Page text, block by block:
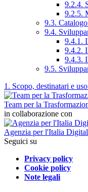
9.2.4.
9.2.5.
9.3.
9.4.
9.4.1.
9.4.2.
9.4.3.
9.5.
1. Scopo, destinatari e
Team per la
in collaborazione con
Agenzia per l'Italia
Seguici su
Privacy policy
Cookie policy
Note legali